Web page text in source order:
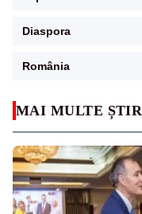
MAI MULTE
Diaspora
România